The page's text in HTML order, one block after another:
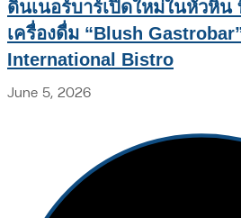
ดินเนอร์บาร์เปิดใหม่ในหัวหิน
เครื่องดื่ม “Blush
International Bistro
June 5, 2026